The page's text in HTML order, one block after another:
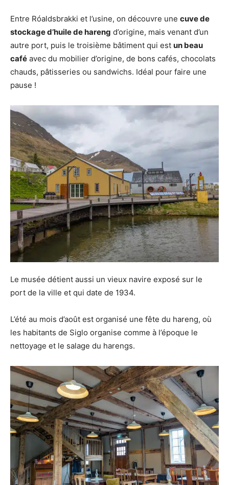
Entre Róaldsbrakki et l’usine, on découvre une cuve de
stockage d’huile de hareng d’origine, mais venant d’un
autre port, puis le troisième bâtiment qui est un beau
café avec du mobilier d’origine, de bons cafés, chocolats
chauds, pâtisseries ou sandwichs. Idéal pour faire une
pause !
Le musée détient aussi un vieux navire exposé sur le
port de la ville et qui date de 1934.
L’été au mois d’août est organisé une fête du hareng, où
les habitants de Siglo organise comme à l’époque le
nettoyage et le salage du harengs.